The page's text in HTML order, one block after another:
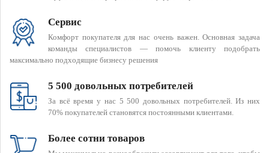
Сервис
Комфорт покупателя для нас очень важен. Основная задача
команды специалистов — помочь клиенту подобрать
максимально подходящие бизнесу решения
5 500 довольных потребителей
За всё время у нас 5 500 довольных потребителей. Из них
70% покупателей становятся постоянными клиентами.
Более сотни товаров